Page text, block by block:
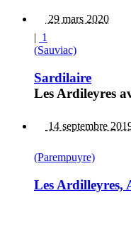
29 mars 2020
| 1
(Sauviac)
Sardilaire
Les Ardileyres
14 septembre
(Parempuyre)
Les Ardilleyres,